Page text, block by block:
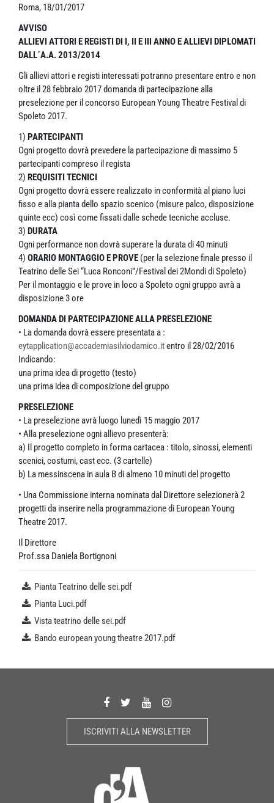
Roma, 18/01/2017
AVVISO
ALLIEVI ATTORI E REGISTI DI I, II E III ANNOE ALLIEVI DIPLOMATI
DALL´A.A. 2013/2014
Gli allievi attori e registi interessati potranno presentare entro e non
oltre il 28 febbraio 2017 domanda di partecipazione alla
preselezione per il concorso European Young Theatre Festival di
Spoleto 2017.
1) PARTECIPANTI
Ogni progetto dovrà prevedere la partecipazione di massimo 5
partecipanti compreso il regista
2) REQUISITI TECNICI
Ogni progetto dovrà essere realizzato in conformità al piano luci
fisso e alla pianta dello spazio scenico (misure palco, disposizione
quinte ecc) così come fissati dalle schede tecniche accluse.
3) DURATA
Ogni performance non dovrà superare la durata di 40 minuti
4) ORARIO MONTAGGIO E PROVE (per la selezione finale presso il
Teatrino delle Sei “Luca Ronconi”/Festival dei 2Mondi di Spoleto)
Per il montaggio e le prove in loco a Spoleto ogni gruppo avrà a
disposizione 3 ore
DOMANDA DI PARTECIPAZIONE ALLA PRESELEZIONE
• La domanda dovrà essere presentata a :
eytapplication@accademiasilviodamico.itentro il 28/02/2016
Indicando:
una prima idea di progetto (testo)
una prima idea di composizione del gruppo
PRESELEZIONE
• La preselezione avrà luogo lunedì 15 maggio 2017
• Alla preselezione ogni allievo presenterà:
a) Il progetto completo in forma cartacea : titolo, sinossi, elementi
scenici, costumi, cast ecc. (3 cartelle)
b) La messinscena in aula B di almeno 10 minuti del progetto
• Una Commissione interna nominata dal Direttore selezionerà 2
progetti da inserire nella programmazione di European Young
Theatre 2017.
Il Direttore
Prof.ssa Daniela Bortignoni
Pianta Teatrino delle sei.pdf
Pianta Luci.pdf
Vista teatrino delle sei.pdf
Bando european young theatre 2017.pdf
ISCRIVITI ALLA NEWSLETTER